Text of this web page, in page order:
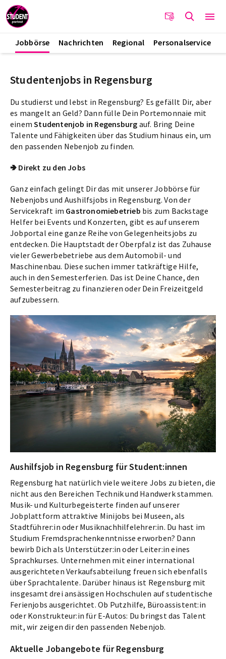
Jobbörse Nachrichten Regional Personalservice
Studentenjobs in Regensburg
Du studierst und lebst in Regensburg? Es gefällt Dir, aber
es mangelt an Geld? Dann fülle Dein Portemonnaie mit
einemStudentenjob in Regensburg auf. Bring Deine
Talente und Fähigkeiten über das Studium hinaus ein, um
den passenden Nebenjob zu finden.
🢂 Direkt zu den Jobs
Ganz einfach gelingt Dir das mit unserer Jobbörse für
Nebenjobs und Aushilfsjobs in Regensburg. Von der
Servicekraft im Gastronomiebetrieb bis zum Backstage
Helfer bei Events und Konzerten, gibt es auf unserem
Jobportal eine ganze Reihe von Gelegenheitsjobs zu
entdecken. Die Hauptstadt der Oberpfalz ist das Zuhause
vieler Gewerbebetriebe aus dem Automobil- und
Maschinenbau. Diese suchen immer tatkräftige Hilfe,
auch in den Semesterferien. Das ist Deine Chance, den
Semesterbeitrag zu finanzieren oder Dein Freizeitgeld
aufzubessern.
Aushilfsjob in Regensburg für Student:innen
Regensburg hat natürlich viele weitere Jobs zu bieten, die
nicht aus den Bereichen Technik und Handwerk stammen.
Musik- und Kulturbegeisterte finden auf unserer
Jobplattform attraktive Minijobs bei Museen, als
Stadtführer:in oder Musiknachhilfelehrer:in. Du hast im
Studium Fremdsprachenkenntnisse erworben? Dann
bewirb Dich als Unterstützer:in oder Leiter:in eines
Sprachkurses. Unternehmen mit einer international
ausgerichteten Verkaufsabteilung freuen sich ebenfalls
über Sprachtalente. Darüber hinaus ist Regensburg mit
insgesamt drei ansässigen Hochschulen auf studentische
Ferienjobs ausgerichtet. Ob Putzhilfe, Büroassistent:in
oder Konstrukteur:in für E-Autos: Du bringst das Talent
mit, wir zeigen dir den passenden Nebenjob.
Aktuelle Jobangebote für Regensburg